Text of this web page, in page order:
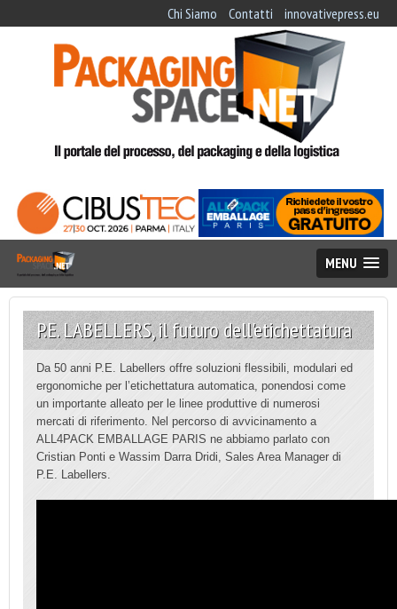
Chi Siamo Contatti innovativepress.eu
MENU
P.E. LABELLERS, il futuro dell'etichettatura
Da 50 anni P.E. Labellers offre soluzioni flessibili, modulari ed
ergonomiche per l’etichettatura automatica, ponendosi come
un importante alleato per le linee produttive di numerosi
mercati di riferimento. Nel percorso di avvicinamento a
ALL4PACK EMBALLAGE PARIS ne abbiamo parlato con
Cristian Ponti e Wassim Darra Dridi, Sales Area Manager di
P.E. Labellers.